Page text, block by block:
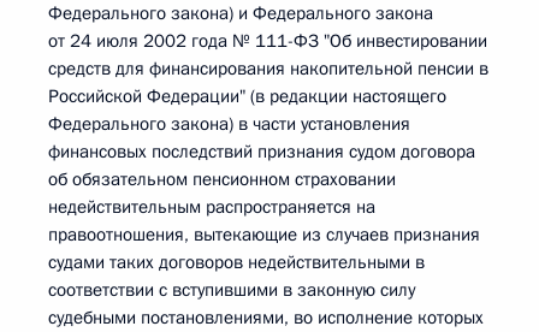
Федерального закона) и Федерального закона
от 24 июля 2002 года № 111-ФЗ "Об инвестировании
средств для финансирования накопительной пенсии в
Российской Федерации" (в редакции настоящего
Федерального закона) в части установления
финансовых последствий признания судом договора
об обязательном пенсионном страховании
недействительным распространяется на
правоотношения, вытекающие из случаев признания
судами таких договоров недействительными в
соответствии с вступившими в законную силу
судебными постановлениями, во исполнение которых